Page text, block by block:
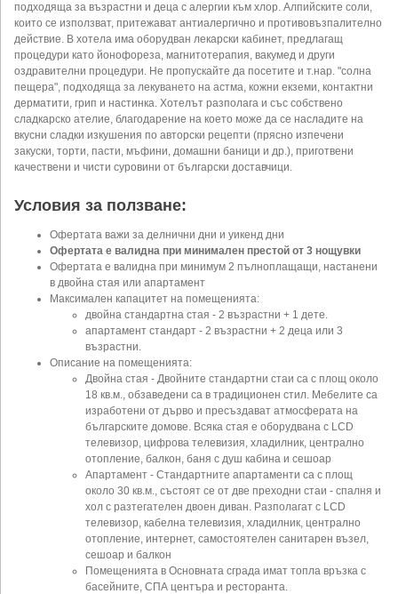
подходяща за възрастни и деца с алергии към хлор. Алпийските соли,
които се използват, притежават антиалергично и противовъзпалително
действие. В хотела има оборудван лекарски кабинет, предлагащ
процедури като йонофореза, магнитотерапия, вакумед и други
оздравителни процедури. Не пропускайте да посетите и т.нар. "солна
пещера", подходяща за лекуването на астма, кожни екземи, контактни
дерматити, грип и настинка. Хотелът разполага и със собствено
сладкарско ателие, благодарение на което може да се насладите на
вкусни сладки изкушения по авторски рецепти (прясно изпечени
закуски, торти, пасти, мъфини, домашни баници и др.), приготвени
качествени и чисти суровини от български доставчици.
Условия за ползване:
Офертата важи за делнични дни и уикенд дни
Офертата е валидна при минимален престой от 3 нощувки
Офертата е валидна при минимум 2 пълноплащащи, настанени
в двойна стая или апартамент
Максимален капацитет на помещенията:
двойна стандартна стая - 2 възрастни + 1 дете.
апартамент стандарт - 2 възрастни + 2 деца или 3
възрастни.
Описание на помещенията:
Двойна стая - Двойните стандартни стаи са с площ около
18 кв.м., обзаведени са в традиционен стил. Мебелите са
изработени от дърво и пресъздават атмосферата на
българските домове. Всяка стая е оборудвана с LCD
телевизор, цифрова телевизия, хладилник, централно
отопление, балкон, баня с душ кабина и сешоар
Апартамент - Стандартните апартаменти са с площ
около 30 кв.м., състоят се от две преходни стаи - спалня и
хол с разтегателен двоен диван. Разполагат с LCD
телевизор, кабелна телевизия, хладилник, централно
отопление, интернет, самостоятелен санитарен възел,
сешоар и балкон
Помещенията в Основната сграда имат топла връзка с
басейните, СПА центъра и ресторанта.